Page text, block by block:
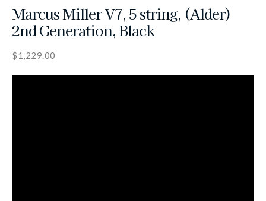
Marcus Miller V7, 5 string, (Alder)
2nd Generation, Black
$1,229.00